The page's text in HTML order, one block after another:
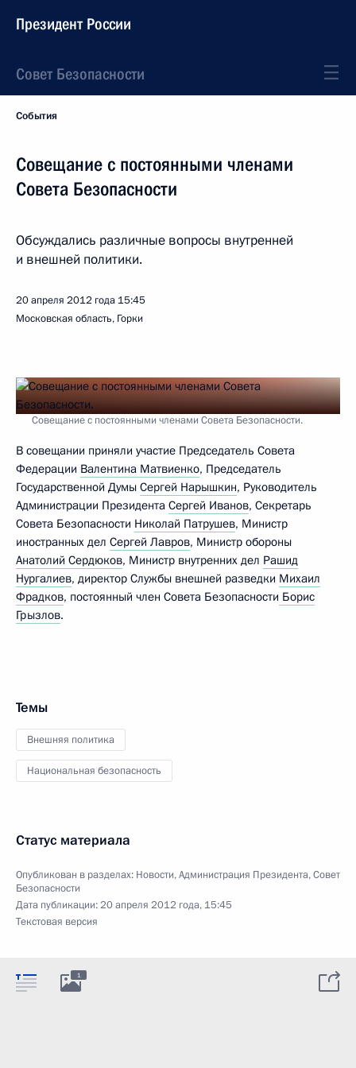
Президент России
Совет Безопасности
События
Совещание с постоянными членами
Совета Безопасности
Обсуждались различные вопросы внутренней
и внешней политики.
20 апреля 2012 года 15:45
Московская область, Горки
Совещание с постоянными членами Совета Безопасности.
В совещании приняли участие Председатель Совета
Федерации Валентина Матвиенко, Председатель
Государственной Думы Сергей Нарышкин, Руководитель
Администрации Президента Сергей Иванов, Секретарь
Совета Безопасности Николай Патрушев, Министр
иностранных дел Сергей Лавров, Министр обороны
Анатолий Сердюков, Министр внутренних дел Рашид
Нургалиев, директор Службы внешней разведки Михаил
Фрадков, постоянный член Совета Безопасности Борис
Грызлов.
Темы
Внешняя политика
Национальная безопасность
Статус материала
Опубликован в разделах: Новости,Администрация Президента,Совет
Безопасности
Дата публикации:20 апреля 2012 года, 15:45
Текстовая версия
1